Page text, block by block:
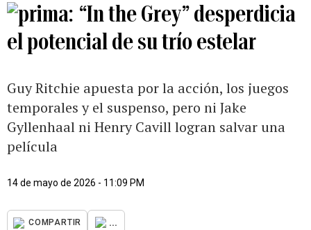
“In the Grey” desperdicia
el potencial de su trío estelar
Guy Ritchie apuesta por la acción, los juegos
temporales y el suspenso, pero ni Jake
Gyllenhaal ni Henry Cavill logran salvar una
película
14 de mayo de 2026 - 11:09 PM
COMPARTIR ...